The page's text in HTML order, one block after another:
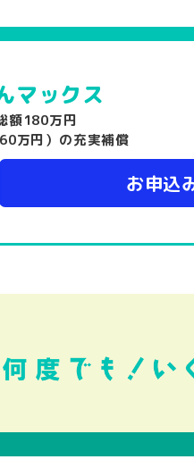
マックス
額180万円
万円）の充実補償
お申込